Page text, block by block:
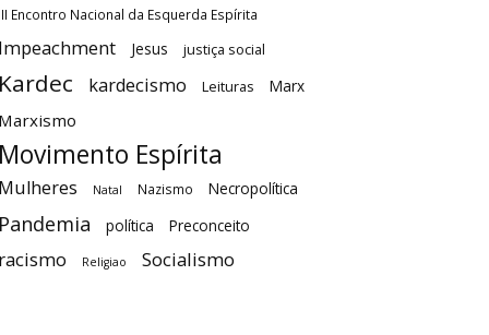
Encontro Nacional da Esquerda Espírita
Jesus justiça social
kardecismo Leituras Marx
Espírita
Natal Nazismo Necropolítica
política Preconceito
Religiao Socialismo